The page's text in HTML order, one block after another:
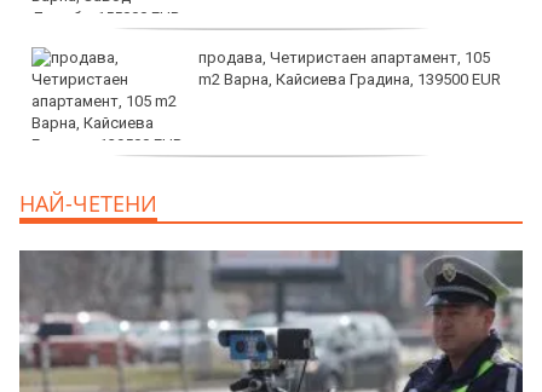
продава, Четиристаен апартамент, 105
m2 Варна, Кайсиева Градина, 139500 EUR
НАЙ-ЧЕТЕНИ